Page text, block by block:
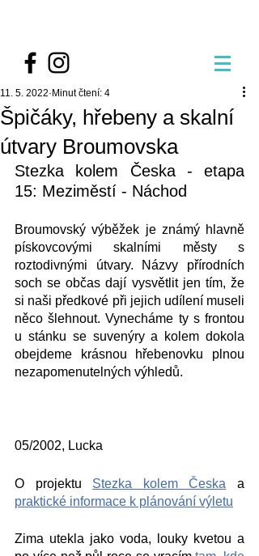
Špičáky, hřebeny a skalní
útvary Broumovska
11. 5. 2022 Minut čtení: 4
Stezka kolem Česka - etapa
15: Meziměstí - Náchod
Broumovský výběžek je známý hlavně
pískovcovými skalními městy s
roztodivnými útvary. Názvy přírodních
soch se občas dají vysvětlit jen tím, že
si naši předkové při jejich udílení museli
něco šlehnout. Vynecháme ty s frontou
u stánku se suvenýry a kolem dokola
obejdeme krásnou hřebenovku plnou
nezapomenutelných výhledů.
05/2002, Lucka
O projektu Stezka kolem Česka
praktické informace k plánování výletu
Zima utekla jako voda, louky kvetou a